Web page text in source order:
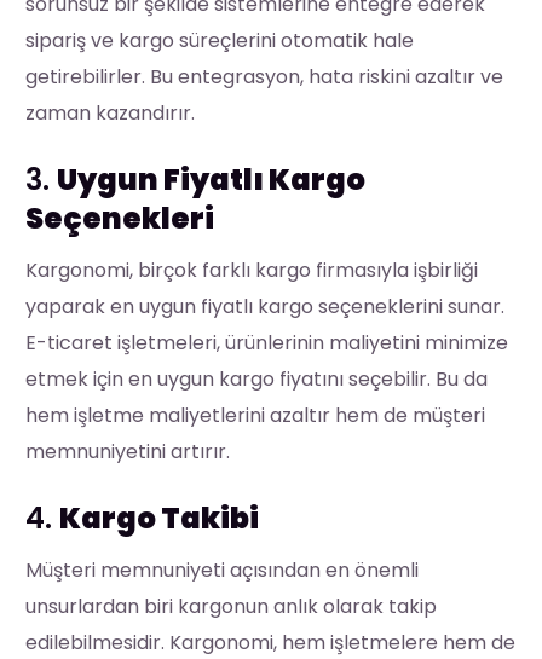
sipariş ve kargo süreçlerini otomatik hale
getirebilirler. Bu entegrasyon, hata riskini azaltır ve
zaman kazandırır.
3. Uygun Fiyatlı Kargo
Seçenekleri
Kargonomi, birçok farklı kargo firmasıyla işbirliği
yaparak en uygun fiyatlı kargo seçeneklerini sunar.
E-ticaret işletmeleri, ürünlerinin maliyetini minimize
etmek için en uygun kargo fiyatını seçebilir. Bu da
hem işletme maliyetlerini azaltır hem de müşteri
memnuniyetini artırır.
4. Kargo Takibi
Müşteri memnuniyeti açısından en önemli
unsurlardan biri kargonun anlık olarak takip
edilebilmesidir. Kargonomi, hem işletmelere hem de